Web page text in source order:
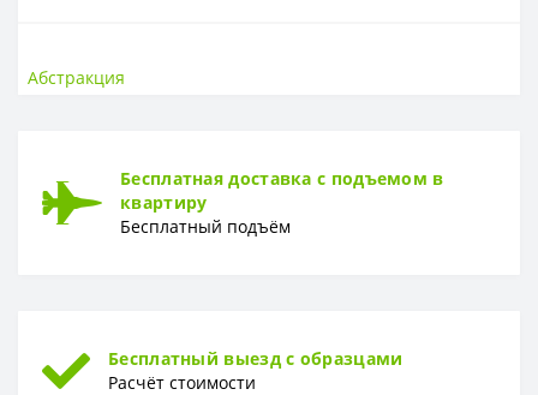
Основа
РУЛОН
Абстракция
Бесплатная доставка с подъемом в
квартиру
Бесплатный подъём
Бесплатный выезд с образцами
Расчёт стоимости